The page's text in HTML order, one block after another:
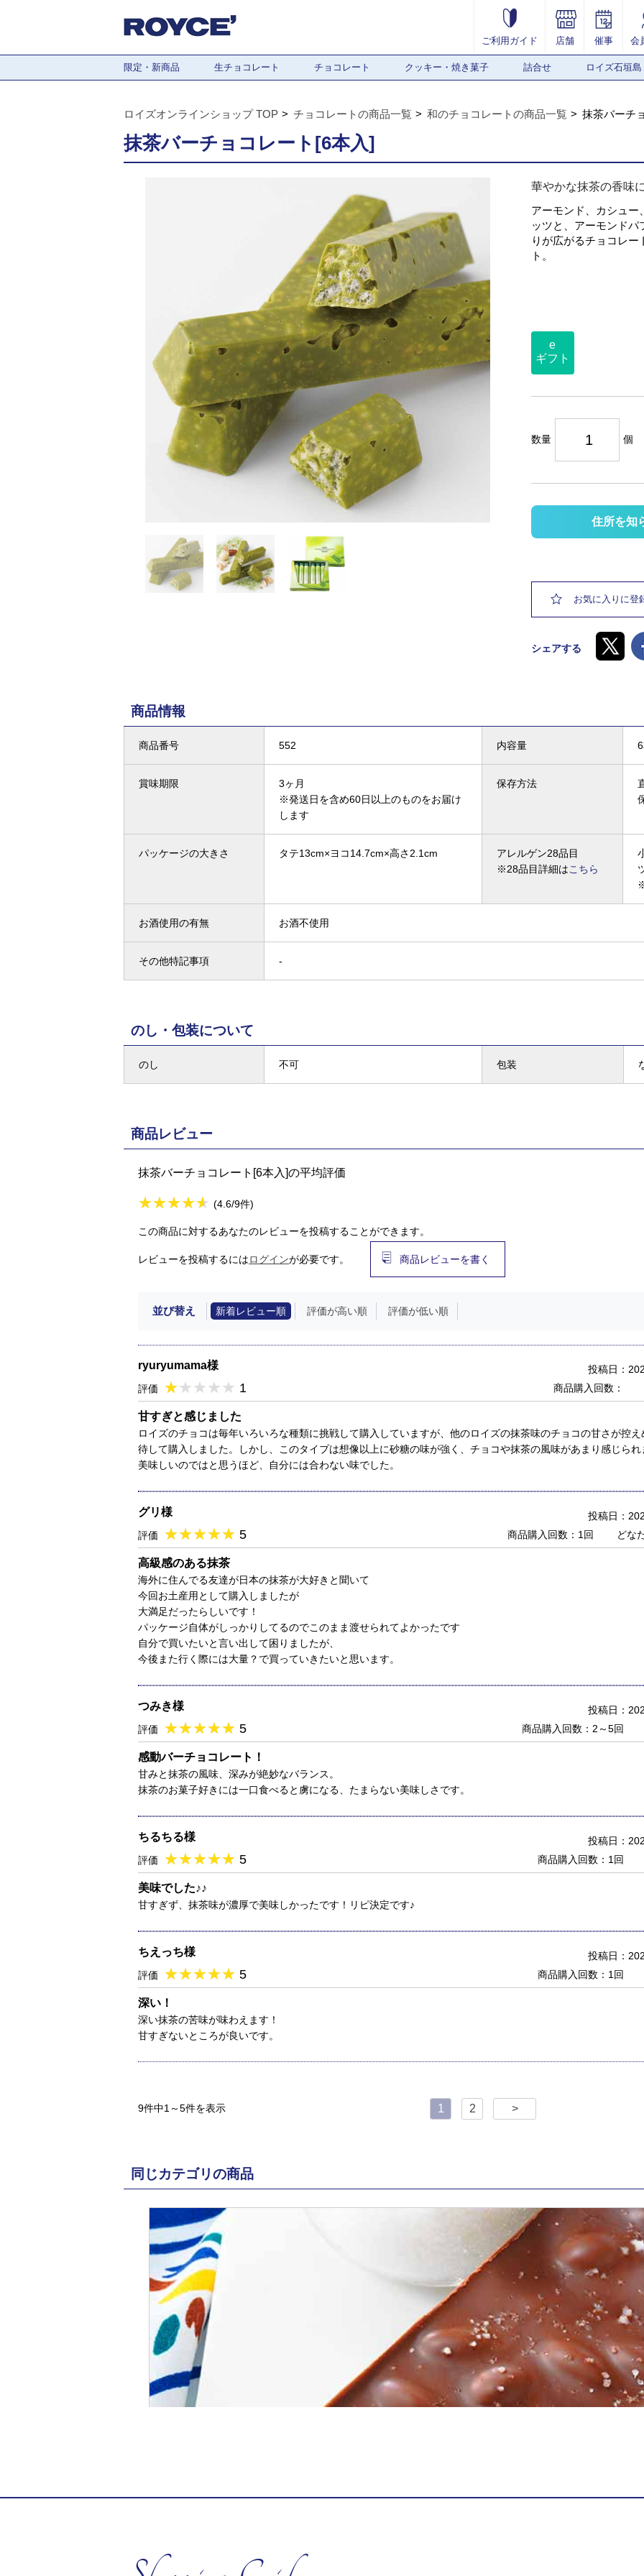
ご利用ガイド 店舗 催事 会
限定・新商品 生チョコレート チョコレート クッキー・焼き菓子 詰合せ ロイズ石垣島
ロイズオンラインショップ TOP チョコレートの商品一覧 和のチョコレートの商品一覧 抹茶バーチ
抹茶バーチョコレート[6本入]
華やかな抹茶の香味
アーモンド、カシュー
ッツと、アーモンド
りが広がるチョコレ
ト。
e
ギフト
数量 個
住所を知
お気に入りに登
シェアする
商品情報
商品番号 552 内容量
賞味期限
3ヶ月
※発送日を含め60日以上のものをお届け
します
保存方法
パッケージの大きさ タテ13cm×ヨコ14.7cm×高さ2.1cm
アレルゲン28品目
※28品目詳細はこちら
お酒使用の有無 お酒不使用
その他特記事項 -
のし・包装について
のし 不可 包装
商品レビュー
抹茶バーチョコレート[6本入]の平均評価
★★★★★
★★★★★ (4.6/9件)
この商品に対するあなたのレビューを投稿することができます。
レビューを投稿するにはログインが必要です。 商品レビューを書く
並び替え 新着レビュー順 評価が高い順 評価が低い順
ryuryumama様
評価 ★★★★★
★★★★★ 1
投稿日：
商品購入回数：
甘すぎと感じました
ロイズのチョコは毎年いろいろな種類に挑戦して購入していますが、他のロイズの抹茶味のチョコの甘さが控
待して購入しました。しかし、このタイプは想像以上に砂糖の味が強く、チョコや抹茶の風味があまり感じら
美味しいのではと思うほど、自分には合わない味でした。
グリ様
評価 ★★★★★
★★★★★ 5
投稿日：
商品購入回数：1回
どな
高級感のある抹茶
海外に住んでる友達が日本の抹茶が大好きと聞いて
今回お土産用として購入しましたが
大満足だったらしいです！
パッケージ自体がしっかりしてるのでこのまま渡せられてよかったです
自分で買いたいと言い出して困りましたが、
今後また行く際には大量？で買っていきたいと思います。
つみき様
評価 ★★★★★
★★★★★ 5
投稿日：
商品購入回数：2～5回
感動バーチョコレート！
甘みと抹茶の風味、深みが絶妙なバランス。
抹茶のお菓子好きには一口食べると虜になる、たまらない美味しさです。
ちるちる様
評価 ★★★★★
★★★★★ 5
投稿日：
商品購入回数：1回
美味でした♪♪
甘すぎず、抹茶味が濃厚で美味しかったです！リピ決定です♪
ちえっち様
評価 ★★★★★
★★★★★ 5
投稿日：
商品購入回数：1回
深い！
深い抹茶の苦味が味わえます！
甘すぎないところが良いです。
9件中1～5件を表示 1 2 >
同じカテゴリの商品